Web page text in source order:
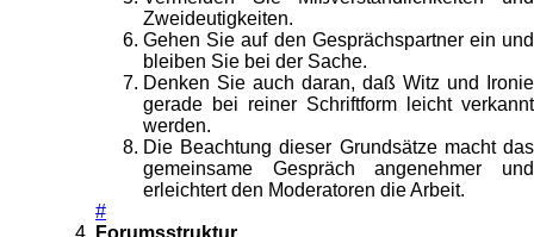
Zweideutigkeiten.
Gehen Sie auf den Gesprächspartner ein und
bleiben Sie bei der Sache.
Denken Sie auch daran, daß Witz und Ironie
gerade bei reiner Schriftform leicht verkannt
werden.
Die Beachtung dieser Grundsätze macht das
gemeinsame Gespräch angenehmer und
erleichtert den Moderatoren die Arbeit.
#